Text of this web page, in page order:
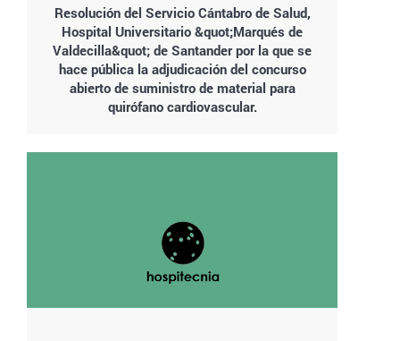
Resolución del Servicio Cántabro de Salud,
Hospital Universitario &quot;Marqués de
Valdecilla&quot; de Santander por la que se
hace pública la adjudicación del concurso
abierto de suministro de material para
quirófano cardiovascular.